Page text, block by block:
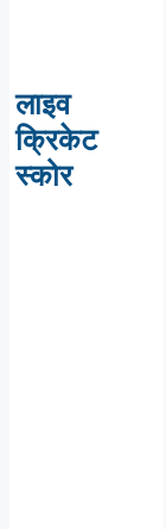
लाइव
क्रिकेट
स्कोर